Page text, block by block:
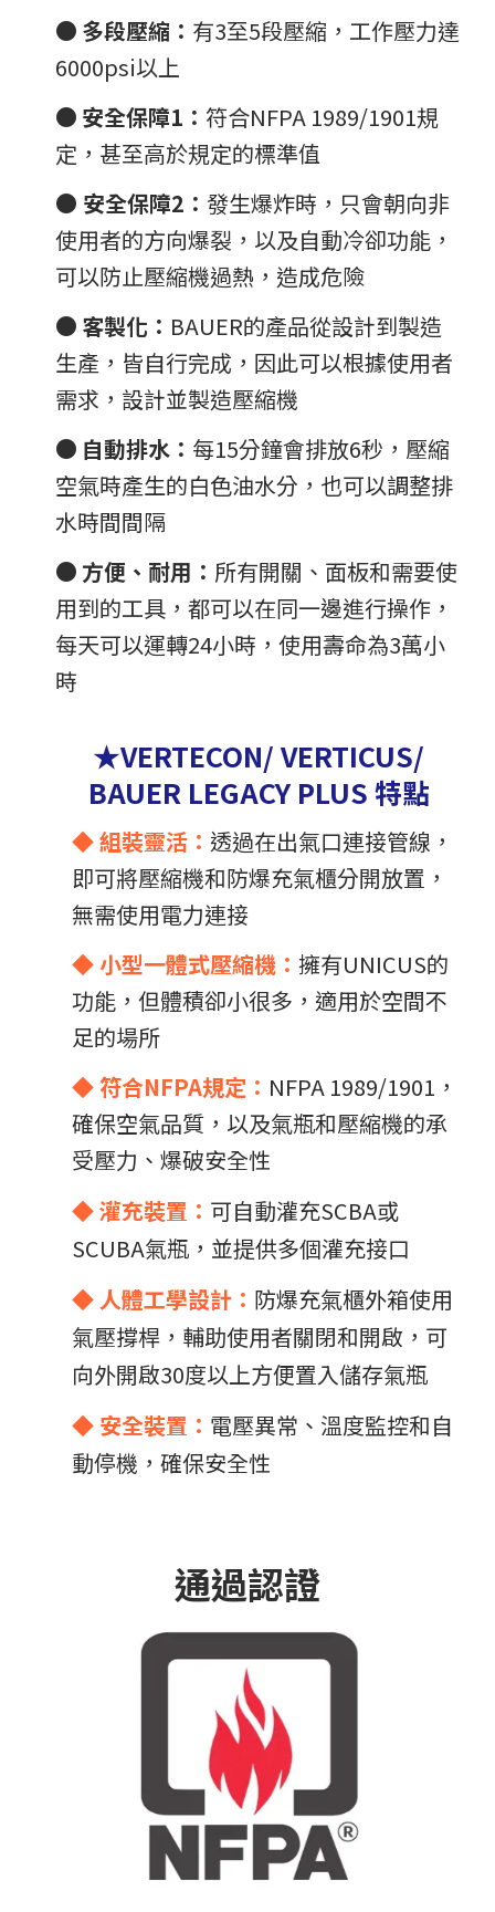
● 多段壓縮： 有3至5段壓縮，工作壓力達
6000psi以上
● 安全保障1： 符合NFPA 1989/1901規
定，甚至高於規定的標準值
● 安全保障2： 發生爆炸時，只會朝向非
使用者的方向爆裂，以及自動冷卻功能，
可以防止壓縮機過熱，造成危險
● 客製化： BAUER的產品從設計到製造
生產，皆自行完成，因此可以根據使用者
需求，設計並製造壓縮機
● 自動排水： 每15分鐘會排放6秒，壓縮
空氣時產生的白色油水分，也可以調整排
水時間間隔
● 方便、耐用： 所有開關、面板和需要使
用到的工具，都可以在同一邊進行操作，
每天可以運轉24小時，使用壽命為3萬小
時
★VERTECON/ VERTICUS/
BAUER LEGACY PLUS 特點
◆ 組裝靈活： 透過在出氣口連接管線，
即可將壓縮機和防爆充氣櫃分開放置，
無需使用電力連接
◆ 小型一體式壓縮機： 擁有UNICUS的
功能，但體積卻小很多，適用於空間不
足的場所
◆ 符合NFPA規定： NFPA 1989/1901，
確保空氣品質，以及氣瓶和壓縮機的承
受壓力、爆破安全性
◆ 灌充裝置： 可自動灌充SCBA或
SCUBA氣瓶，並提供多個灌充接口
◆ 人體工學設計： 防爆充氣櫃外箱使用
氣壓撐桿，輔助使用者關閉和開啟，可
向外開啟30度以上方便置入儲存氣瓶
◆ 安全裝置： 電壓異常、溫度監控和自
動停機，確保安全性
通過認證